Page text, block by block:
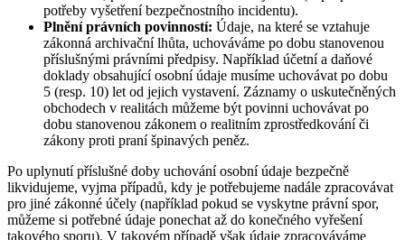
potřeby vyšetření bezpečnostního incidentu).
Plnění právních povinností: Údaje, na které se vztahuje
zákonná archivační lhůta, uchováváme po dobu stanovenou
příslušnými právními předpisy. Například účetní a daňové
doklady obsahující osobní údaje musíme uchovávat po dobu
5 (resp. 10) let od jejich vystavení. Záznamy o uskutečněných
obchodech v realitách můžeme být povinni uchovávat po
dobu stanovenou zákonem o realitním zprostředkování či
zákony proti praní špinavých peněz.
Po uplynutí příslušné doby uchování osobní údaje bezpečně
likvidujeme, vyjma případů, kdy je potřebujeme nadále zpracovávat
pro jiné zákonné účely (například pokud se vyskytne právní spor,
můžeme si potřebné údaje ponechat až do konečného vyřešení
takového sporu). V takovém případě však údaje zpracováváme